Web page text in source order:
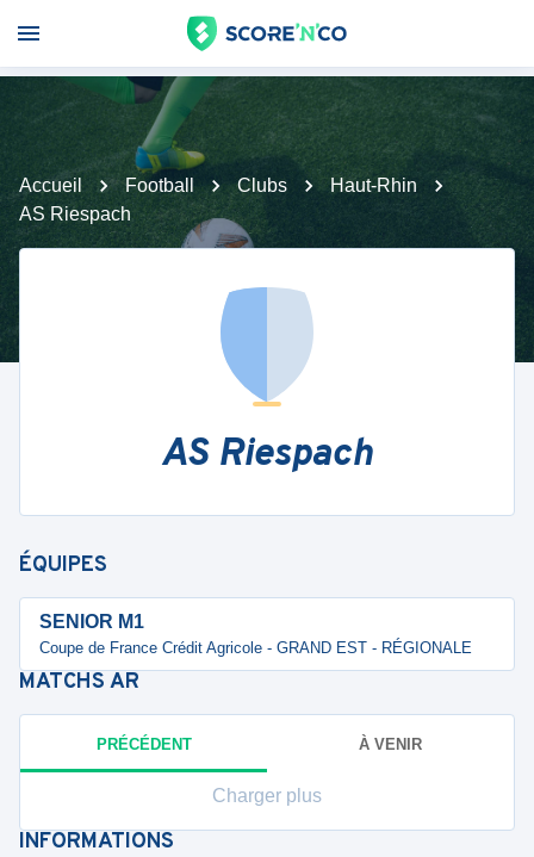
Accueil Football Clubs
Haut-Rhin
AS Riespach
AS Riespach
ÉQUIPES
SENIOR M1
Coupe de France Crédit Agricole - GRAND EST - RÉGIONALE
MATCHS AR
PRÉCÉDENT À VENIR
Charger plus
INFORMATIONS